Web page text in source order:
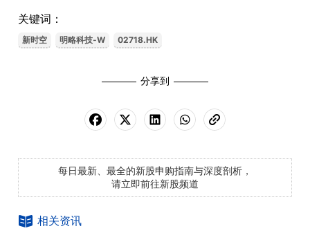
关键词：
新时空 明略科技-W 02718.HK
分享到
每日最新、最全的新股申购指南与深度剖析，
请立即前往新股频道
相关资讯